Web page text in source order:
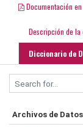
Documentación en
Descripción de la
Diccionario de
Archivos de Datos